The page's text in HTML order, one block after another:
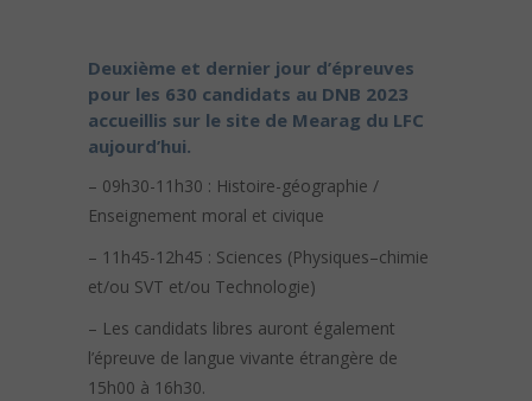
Deuxième et dernier jour d’épreuves
pour les 630 candidats au DNB 2023
accueillis sur le site de Mearag du LFC
aujourd’hui.
– 09h30-11h30 : Histoire-géographie /
Enseignement moral et civique
– 11h45-12h45 : Sciences (Physiques–chimie
et/ou SVT et/ou Technologie)
– Les candidats libres auront également
l’épreuve de langue vivante étrangère de
15h00 à 16h30.